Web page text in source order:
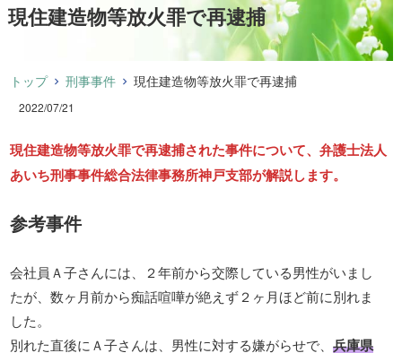
現住建造物等放火罪で再逮捕
トップ 刑事事件 現住建造物等放火罪で再逮捕
2022/07/21
現住建造物等放火罪で再逮捕された事件について、弁護士法人
あいち刑事事件総合法律事務所神戸支部が解説します。
参考事件
会社員Ａ子さんには、２年前から交際している男性がいまし
たが、数ヶ月前から痴話喧嘩が絶えず２ヶ月ほど前に別れま
した。
別れた直後にＡ子さんは、男性に対する嫌がらせで、兵庫県